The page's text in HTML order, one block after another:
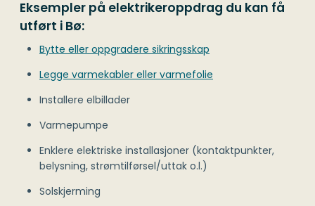
Eksempler på elektrikeroppdrag du kan få
utført i Bø:
Bytte eller oppgradere sikringsskap
Legge varmekabler eller varmefolie
Installere elbillader
Varmepumpe
Enklere elektriske installasjoner (kontaktpunkter,
belysning, strømtilførsel/uttak o.l.)
Solskjerming